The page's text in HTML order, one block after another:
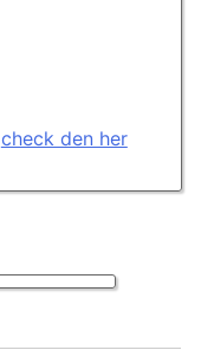
check den her